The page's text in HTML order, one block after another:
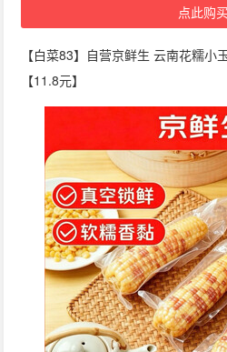
点此购买
【白菜83】自营京鲜生 云南花糯小
【11.8元】